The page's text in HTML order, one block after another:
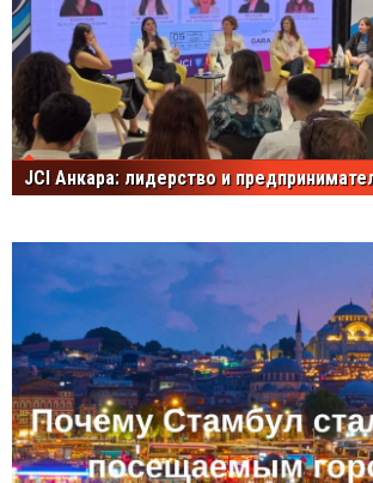
JCI Анкара: лидерство и